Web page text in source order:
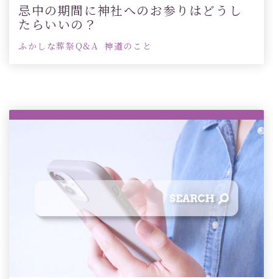
忌中の期間に神社へのお参りはどうし
たらいいの？
ふかしな葬祭Q&A 神道のこと